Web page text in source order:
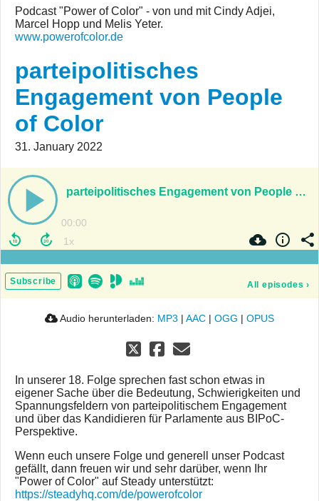
Podcast "Power of Color" - von und mit Cindy Adjei,
Marcel Hopp und Melis Yeter.
www.powerofcolor.de
parteipolitisches
Engagement von People
of Color
31. January 2022
parteipolitisches Engagement von People of Color
00:00
Subscribe All episodes ›
Audio herunterladen: MP3 | AAC | OGG | OPUS
In unserer 18. Folge sprechen fast schon etwas in
eigener Sache über die Bedeutung, Schwierigkeiten und
Spannungsfeldern von parteipolitischem Engagement
und über das Kandidieren für Parlamente aus BIPoC-
Perspektive.
Wenn euch unsere Folge und generell unser Podcast
gefällt, dann freuen wir und sehr darüber, wenn Ihr
"Power of Color" auf Steady unterstützt:
https://steadyhq.com/de/powerofcolor